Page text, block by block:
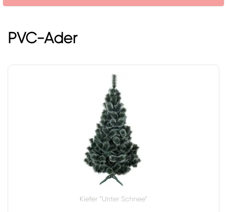
PVC-Ader
Kiefer “Unter Schnee”